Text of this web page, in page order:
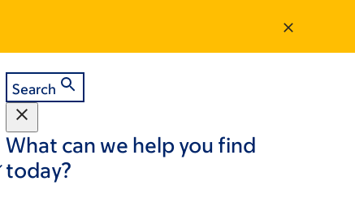
Search
What can we help you find
today?